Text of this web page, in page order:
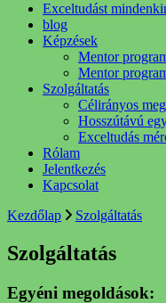
Exceltudást
blog
Képzések
Mentor
Mentor
Szolgáltatás
Célirányos
Hosszútávú
Exceltudás
Rólam
Jelentkezés
Kapcsolat
Kezdőlap
Szolgáltatás
Szolgáltatás
Egyéni megoldások: